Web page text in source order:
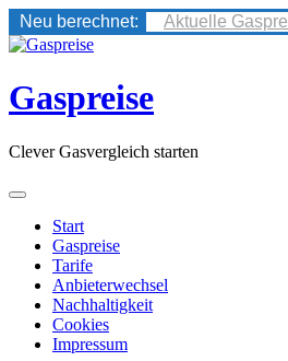
Neu berechnet:
Aktuelle
Skip
content
Gaspreise
Clever Gasvergleich starten
Start
Gaspreise
Tarife
Anbieterwechsel
Nachhaltigkeit
Cookies
Impressum